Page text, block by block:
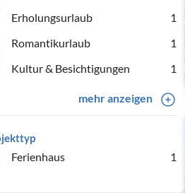
Erholungsurlaub
1
Romantikurlaub
1
Kultur & Besichtigungen
1
mehr anzeigen
Ferienhaus 1